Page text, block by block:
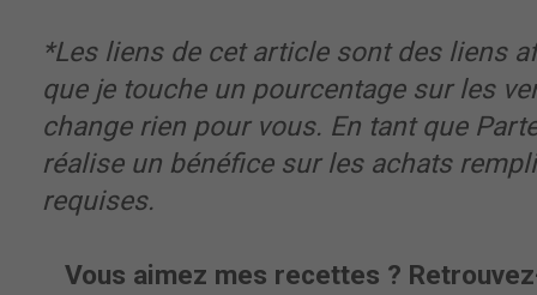
*Les liens de cet article sont des liens
que je touche un pourcentage sur les
change rien pour vous. En tant que
réalise un bénéfice sur les achats
requises.
Vous aimez mes recettes ?